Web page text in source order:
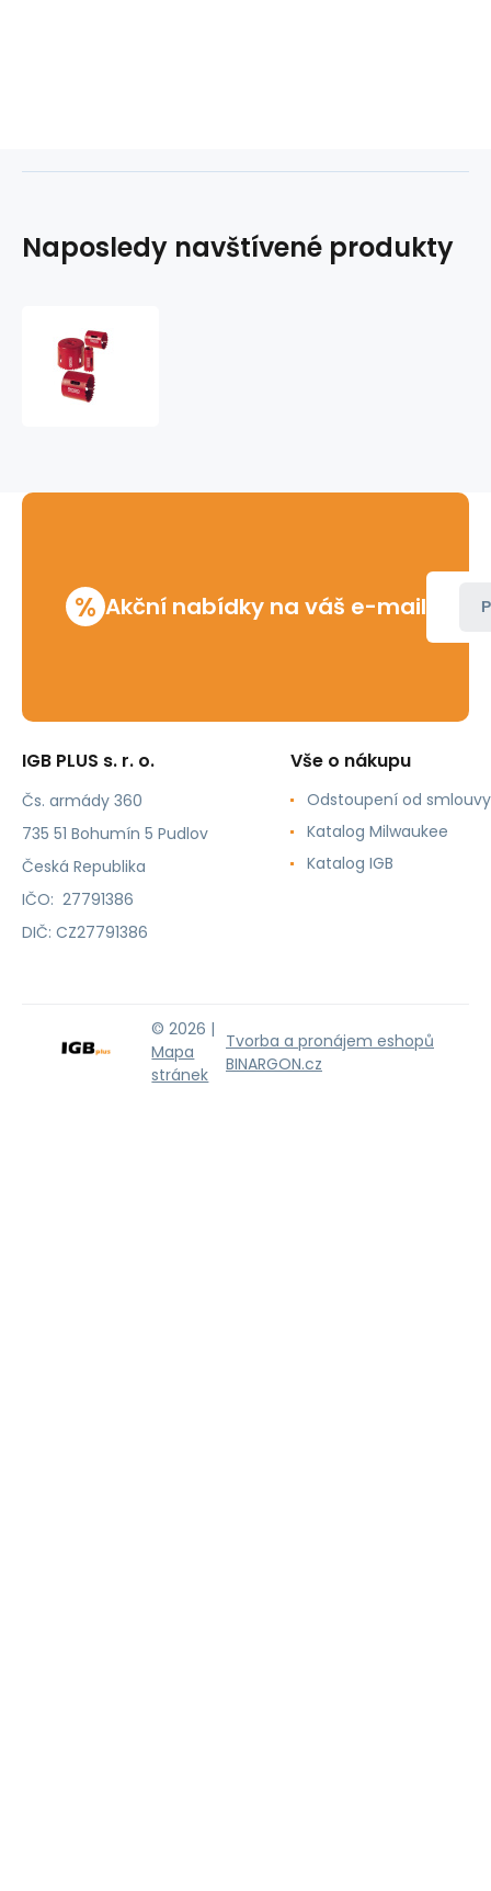
Naposledy navštívené produkty
% Akční nabídky na váš e-mail
IGB PLUS s. r. o.
Čs. armády 360
735 51 Bohumín 5 Pudlov
Česká Republika
IČO: 27791386
DIČ: CZ27791386
Vše o nákupu
Odstoupení od smlouvy
Katalog Milwaukee
Katalog IGB
© 2026 |
Mapa
stránek
Tvorba a pronájem eshopů
BINARGON.cz